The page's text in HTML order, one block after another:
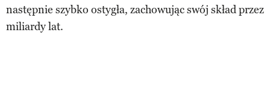
następnie szybko ostygła, zachowując swój skład przez
miliardy lat.